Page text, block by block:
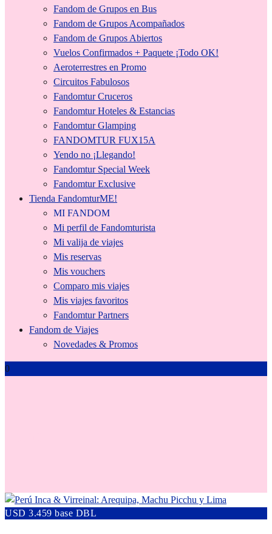
Fandom de Grupos en Bus
Fandom de Grupos Acompañados
Fandom de Grupos Abiertos
Vuelos Confirmados + Paquete ¡Todo OK!
Aeroterrestres en Promo
Circuitos Fabulosos
Fandomtur Cruceros
Fandomtur Hoteles & Estancias
Fandomtur Glamping
FANDOMTUR FUX15A
Yendo no ¡Llegando!
Fandomtur Special Week
Fandomtur Exclusive
Tienda FandomturME!
MI FANDOM
Mi perfil de Fandomturista
Mi valija de viajes
Mis reservas
Mis vouchers
Comparo mis viajes
Mis viajes favoritos
Fandomtur Partners
Fandom de Viajes
Novedades & Promos
0
USD 3.459 base DBL